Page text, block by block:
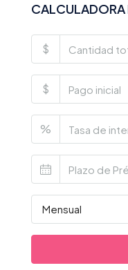
CALCULADORA
$
$
%
Mensual